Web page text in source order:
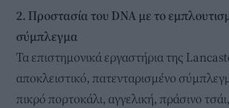
2. Προστασία του DNA με το
σύμπλεγμα
Τα επιστημονικά εργαστήρια της
αποκλειστικό, πατενταρισμένο
πικρό πορτοκάλι, αγγελική, πράσινο